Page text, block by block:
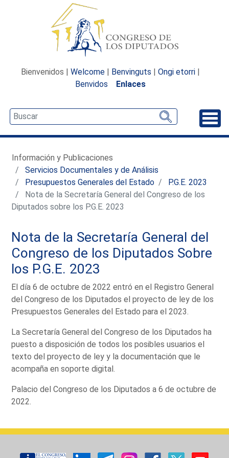
Bienvenidos | Welcome | Benvinguts | Ongi etorri |
Benvidos
Enlaces
Información y Publicaciones
Servicios Documentales y de Análisis
Presupuestos Generales del Estado
P.G.E. 2023
Nota de la Secretaría General del Congreso de los
Diputados sobre los P.G.E. 2023
Nota de la Secretaría General del
Congreso de los Diputados Sobre
los P.G.E. 2023
El día 6 de octubre de 2022 entró en el Registro General
del Congreso de los Diputados el proyecto de ley de los
Presupuestos Generales del Estado para el 2023.
La Secretaría General del Congreso de los Diputados ha
puesto a disposición de todos los posibles usuarios el
texto del proyecto de ley y la documentación que le
acompaña en soporte digital.
Palacio del Congreso de los Diputados a 6 de octubre de
2022.